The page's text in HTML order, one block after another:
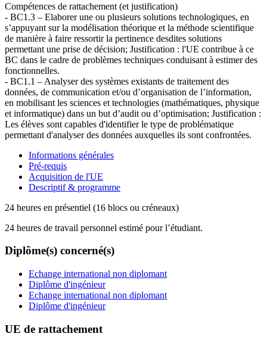
Compétences de rattachement (et justification)
- BC1.3 – Elaborer une ou plusieurs solutions technologiques, en
s’appuyant sur la modélisation théorique et la méthode scientifique
de manière à faire ressortir la pertinence desdites solutions
permettant une prise de décision; Justification : l'UE contribue à ce
BC dans le cadre de problèmes techniques conduisant à estimer des
fonctionnelles.
- BC1.1 – Analyser des systèmes existants de traitement des
données, de communication et/ou d’organisation de l’information,
en mobilisant les sciences et technologies (mathématiques, physique
et informatique) dans un but d’audit ou d’optimisation; Justification :
Les élèves sont capables d'identifier le type de problématique
permettant d'analyser des données auxquelles ils sont confrontées.
Informations générales
Pré-requis
Acquisition de l'UE
Descriptif & programme
24 heures en présentiel (16 blocs ou créneaux)
24 heures de travail personnel estimé pour l’étudiant.
Diplôme(s) concerné(s)
Echange international non diplomant
Diplôme d'ingénieur
Echange international non diplomant
Diplôme d'ingénieur
UE de rattachement